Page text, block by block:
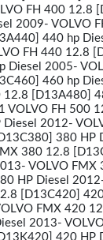
FH 400 12.8
2009- VOLVO
440 hp
FH 440 12.8
Diesel 2005-
460 hp
[D13A480]
VOLVO FH 500
2012-
380 HP
380 12.8
VOLVO FMX
HP Diesel
[D13C420]
FMX 420
2013-
420 HP